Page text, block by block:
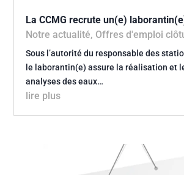
La CCMG recrute un(e)
Notre actualité, Offres d'emploi
Sous l’autorité du responsable des
le laborantin(e) assure la réalisation et
analyses des eaux…
lire plus